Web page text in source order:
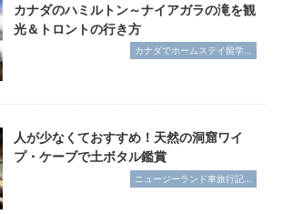
カナダのハミルトン～ナイアガラの滝を観
光＆トロントの行き方
カナダでホームステイ留学...
人が少なくておすすめ！天然の洞窟ワイ
プ・ケーブで土ボタル鑑賞
ニュージーランド車旅行記...